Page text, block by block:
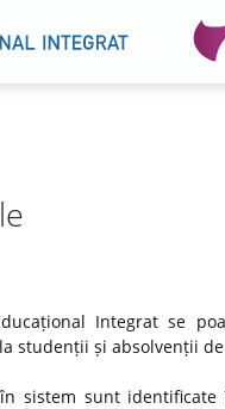
Integrat se
studenții și absolvenții
sistem sunt